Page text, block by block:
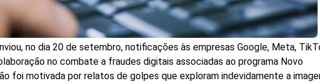
no dia 20 de setembro, notificações às empresas Google, Meta,
no combate a fraudes digitais associadas ao programa Novo
foi motivada por relatos de golpes que exploram indevidamente a